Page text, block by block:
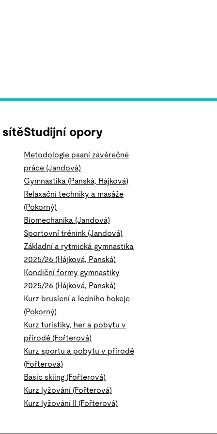
sítěStudijní opory
Metodologie psaní závěrečné
práce (Jandová)
Gymnastika (Panská, Hájková)
Relaxační techniky a masáže
(Pokorný)
Biomechanika (Jandová)
Sportovní trénink (Jandová)
Základní a rytmická gymnastika
2025/26 (Hájková, Panská)
Kondiční formy gymnastiky
2025/26 (Hájková, Panská)
Kurz bruslení a ledního hokeje
(Pokorný)
Kurz turistiky, her a pobytu v
přírodě (Fořterová)
Kurz sportu a pobytu v přírodě
(Fořterová)
Basic skiing (Fořterová)
Kurz lyžování (Fořterová)
Kurz lyžování II (Fořterová)